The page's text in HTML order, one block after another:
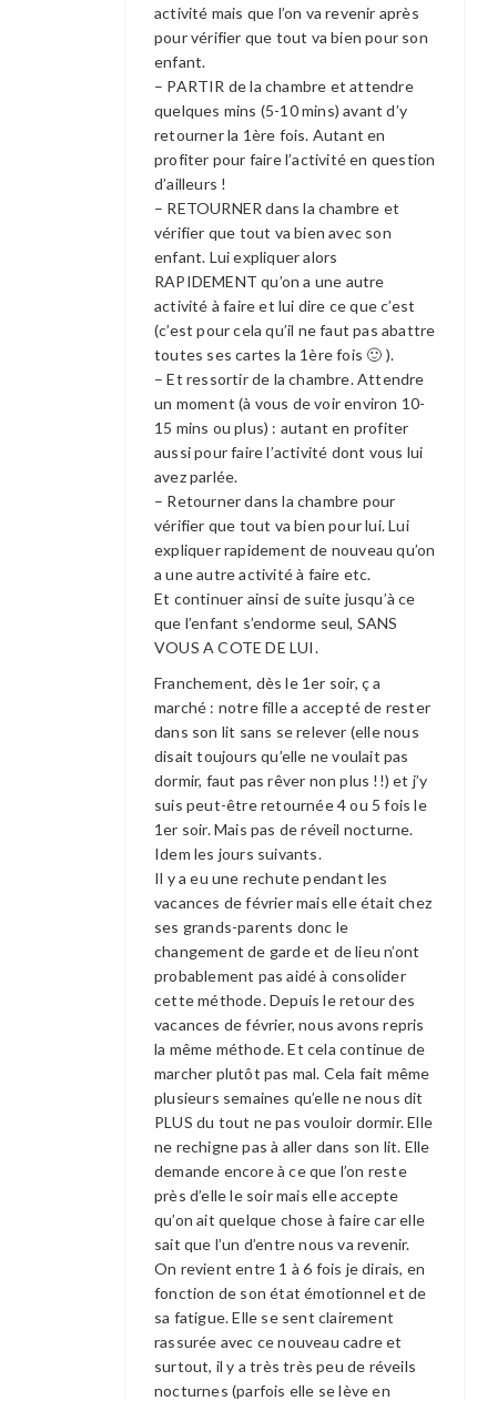
activité mais que l’on va revenir après
pour vérifier que tout va bien pour son
enfant.
– PARTIR de la chambre et attendre
quelques mins (5-10 mins) avant d’y
retourner la 1ère fois. Autant en
profiter pour faire l’activité en question
d’ailleurs !
– RETOURNER dans la chambre et
vérifier que tout va bien avec son
enfant. Lui expliquer alors
RAPIDEMENT qu’on a une autre
activité à faire et lui dire ce que c’est
(c’est pour cela qu’il ne faut pas abattre
toutes ses cartes la 1ère fois 🙂 ).
– Et ressortir de la chambre. Attendre
un moment (à vous de voir environ 10-
15 mins ou plus) : autant en profiter
aussi pour faire l’activité dont vous lui
avez parlée.
– Retourner dans la chambre pour
vérifier que tout va bien pour lui. Lui
expliquer rapidement de nouveau qu’on
a une autre activité à faire etc.
Et continuer ainsi de suite jusqu’à ce
que l’enfant s’endorme seul, SANS
VOUS A COTE DE LUI.
Franchement, dès le 1er soir, ç a
marché : notre fille a accepté de rester
dans son lit sans se relever (elle nous
disait toujours qu’elle ne voulait pas
dormir, faut pas rêver non plus !!) et j’y
suis peut-être retournée 4 ou 5 fois le
1er soir. Mais pas de réveil nocturne.
Idem les jours suivants.
Il y a eu une rechute pendant les
vacances de février mais elle était chez
ses grands-parents donc le
changement de garde et de lieu n’ont
probablement pas aidé à consolider
cette méthode. Depuis le retour des
vacances de février, nous avons repris
la même méthode. Et cela continue de
marcher plutôt pas mal. Cela fait même
plusieurs semaines qu’elle ne nous dit
PLUS du tout ne pas vouloir dormir. Elle
ne rechigne pas à aller dans son lit. Elle
demande encore à ce que l’on reste
près d’elle le soir mais elle accepte
qu’on ait quelque chose à faire car elle
sait que l’un d’entre nous va revenir.
On revient entre 1 à 6 fois je dirais, en
fonction de son état émotionnel et de
sa fatigue. Elle se sent clairement
rassurée avec ce nouveau cadre et
surtout, il y a très très peu de réveils
nocturnes (parfois elle se lève en